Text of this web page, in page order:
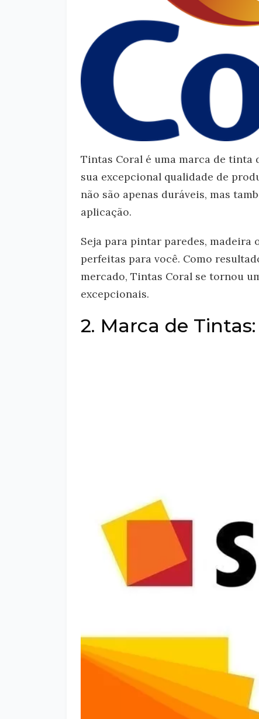
Tintas Coral é uma marca de tinta
sua excepcional qualidade de
não são apenas duráveis, mas
aplicação.
Seja para pintar paredes, madeira
perfeitas para você. Como
mercado, Tintas Coral se tornou
excepcionais.
2. Marca de